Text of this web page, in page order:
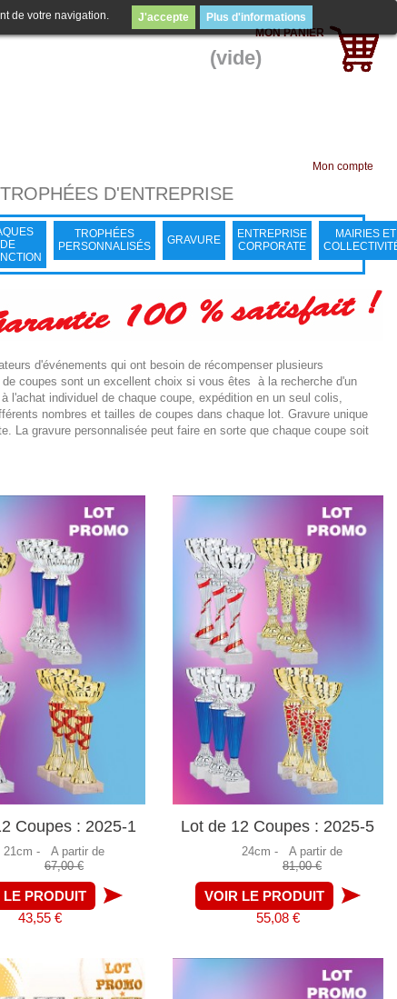
MON PANIER
(vide)
Mon compte
TROPHÉES D'ENTREPRISE
DE
TROPHÉES
PERSONNALISÉS
GRAVURE
ENTREPRISE
CORPORATE
MAIRIES ET
de votre navigation. J'accepte Plus d'informations
d'événements qui ont besoin de récompenser plusieurs
coupes sont un excellent choix si vous êtes à la recherche d'un
l'achat individuel de chaque coupe, expédition en un seul colis,
nombres et tailles de coupes dans chaque lot. Gravure unique
La gravure personnalisée peut faire en sorte que chaque coupe soit
Coupes : 2025-1
21cm -
A partir de
67,00 €
LE PRODUIT
43,55 €
Lot de 12 Coupes : 2025-5
24cm -
A partir de
81,00 €
VOIR LE PRODUIT
55,08 €